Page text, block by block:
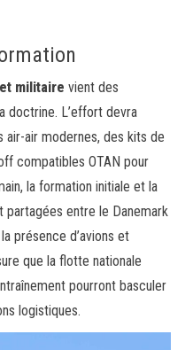
militaire vient des
doctrine. L’effort devra
air modernes, des kits de
compatibles OTAN pour
la formation initiale et la
entre le Danemark
présence d’avions et
que la flotte nationale
pourront basculer
logistiques.